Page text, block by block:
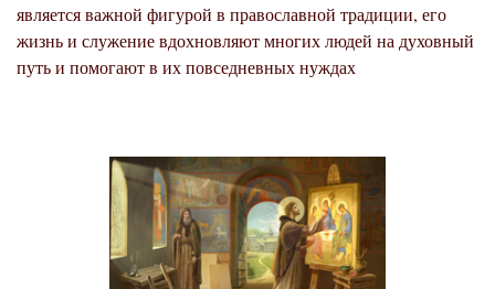
является важной фигурой в православной традиции, его
жизнь и служение вдохновляют многих людей на духовный
путь и помогают в их повседневных нуждах